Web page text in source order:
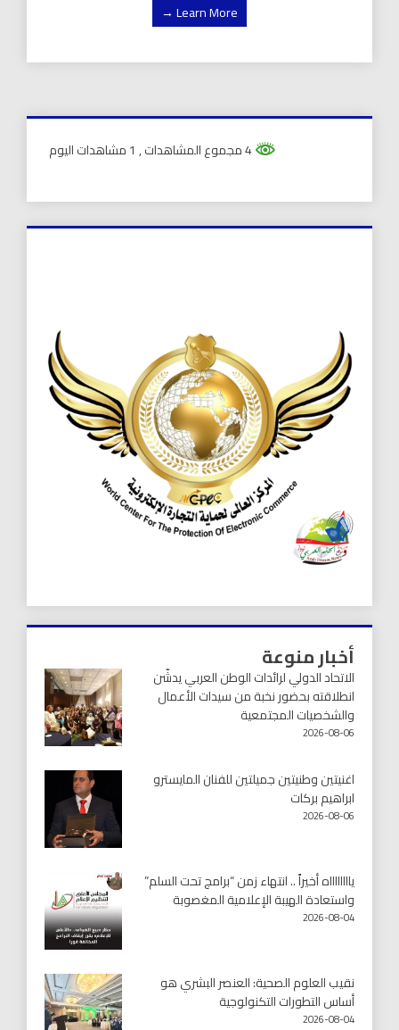
Learn More →
, 1 مشاهدات اليوم
أخبار منوعة
الاتحاد الدولي لرائدات الوطن العربي يدشّن
انطلاقته بحضور نخبة من سيدات الأعمال
والشخصيات المجتمعية
2026-08-06
اغنيتين وطنيتين جميلتين للفنان المايسترو
ابراهيم بركات
2026-08-06
يااااااااه أخيراً .. انتهاء زمن “برامج تحت السلم”
واستعادة الهيبة الإعلامية المغصوبة
2026-08-04
نقيب العلوم الصحية: العنصر البشري هو
أساس التطورات التكنولوجية
2026-08-04